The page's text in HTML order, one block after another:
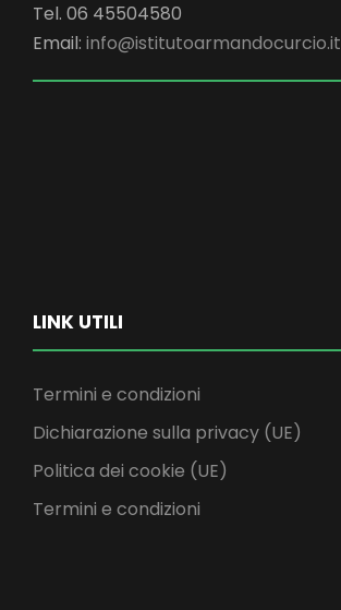
Tel. 06 45504580
Email: info@istitutoarmandocurcio.it
LINK UTILI
Termini e condizioni
Dichiarazione sulla privacy (UE)
Politica dei cookie (UE)
Termini e condizioni